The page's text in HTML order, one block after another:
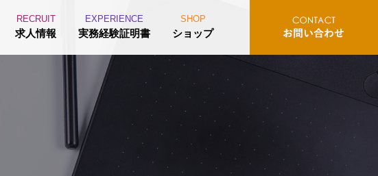
RECRUIT
求人情報
EXPERIENCE
実務経験証明書
SHOP
ショップ